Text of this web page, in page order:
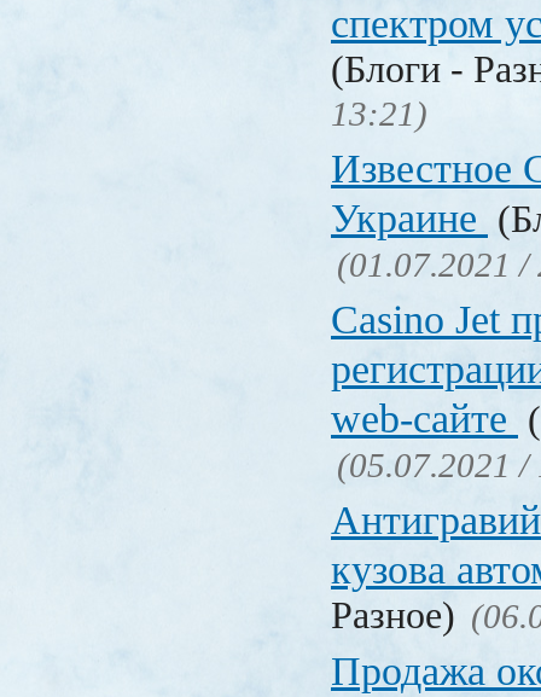
спектром
(Блоги -
13:21)
Известное
Украине
(01.07.2021 /
Сasino Jet
web-сайте
(05.07.2021 /
кузова
Разное)
Продажа